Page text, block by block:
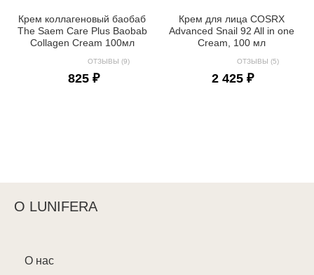
Крем коллагеновый баобаб
The Saem Care Plus Baobab
Collagen Cream 100мл
ОТЗЫВЫ (9)
825 ₽
Крем для лица COSRX
Advanced Snail 92 All in one
Cream, 100 мл
ОТЗЫВЫ (5)
2 425 ₽
О LUNIFERA
О нас